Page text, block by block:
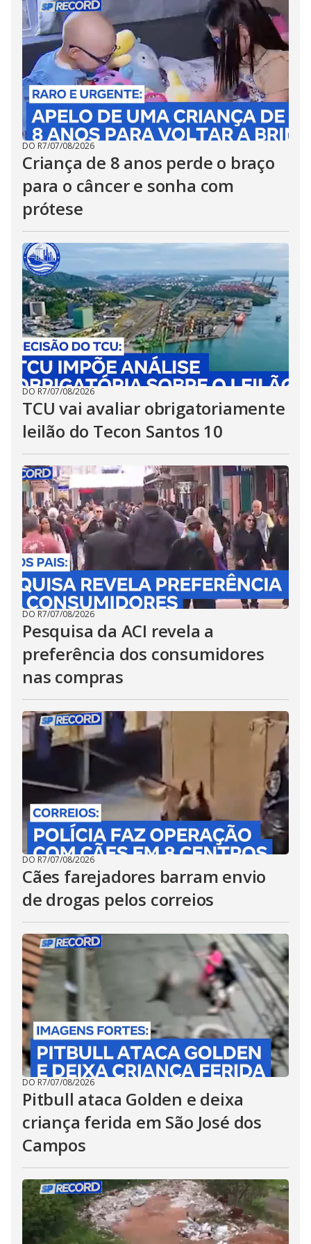
DO R7/07/08/2026
Criança de 8 anos perde o braço
para o câncer e sonha com
prótese
DO R7/07/08/2026
TCU vai avaliar obrigatoriamente
leilão do Tecon Santos 10
DO R7/07/08/2026
Pesquisa da ACI revela a
preferência dos consumidores
nas compras
DO R7/07/08/2026
Cães farejadores barram envio
de drogas pelos correios
DO R7/07/08/2026
Pitbull ataca Golden e deixa
criança ferida em São José dos
Campos